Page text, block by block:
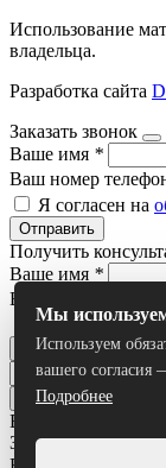
Использование
владельца.
Разработка сайта
Заказать звонок
Ваше имя *
Ваш номер
Я согласен на
Отправить
Получить
Ваше имя *
Ваш номер
Я согласен на
Отправить
Все результаты
Задать вопрос
Мы
Используем
вашего согласия
Подробнее